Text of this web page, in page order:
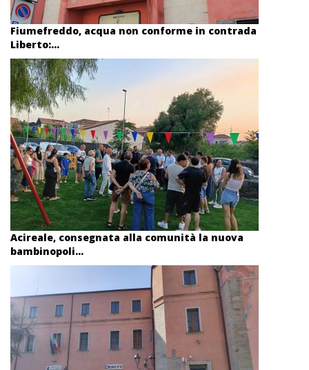
Fiumefreddo, acqua non conforme in contrada
Liberto:...
Acireale, consegnata alla comunità la nuova
bambinopoli...